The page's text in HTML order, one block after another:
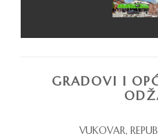
GRADOVI I
VUKOVAR,